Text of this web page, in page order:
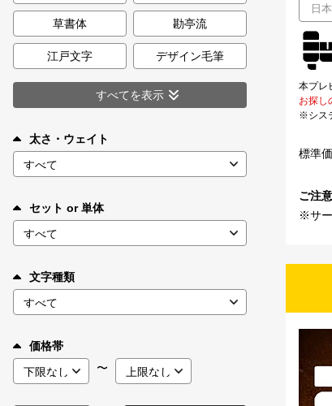
お気に入り
ご利用ガイド
お問い合わせ
草書体 勘亭流
江戸文字 デザイン毛筆
すべてを表示
太さ・ウェイト
セット or 単体
文字種類
価格帯
〜
本プレ
お探し
※シス
標準
ご注
※サー